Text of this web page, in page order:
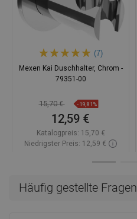
Häufig gestellte Fragen
(7)
Mexen Kai Duschhalter, Chrom -
79351-00
15,70 € -19,81%
12,59 €
Katalogpreis: 15,70 €
Niedrigster Preis: 12,59 €